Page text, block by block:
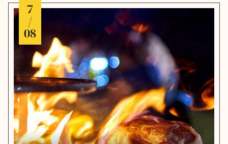
7
/
08